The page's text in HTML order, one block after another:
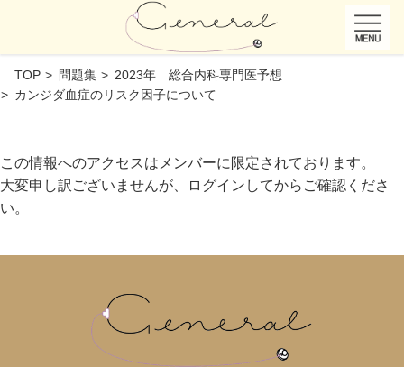
TOP 問題集
2023年 総合内科専門医予想
カンジダ血症のリスク因子について
この情報へのアクセスはメンバーに限定されております。
大変申し訳ございませんが、ログインしてからご確認くださ
い。